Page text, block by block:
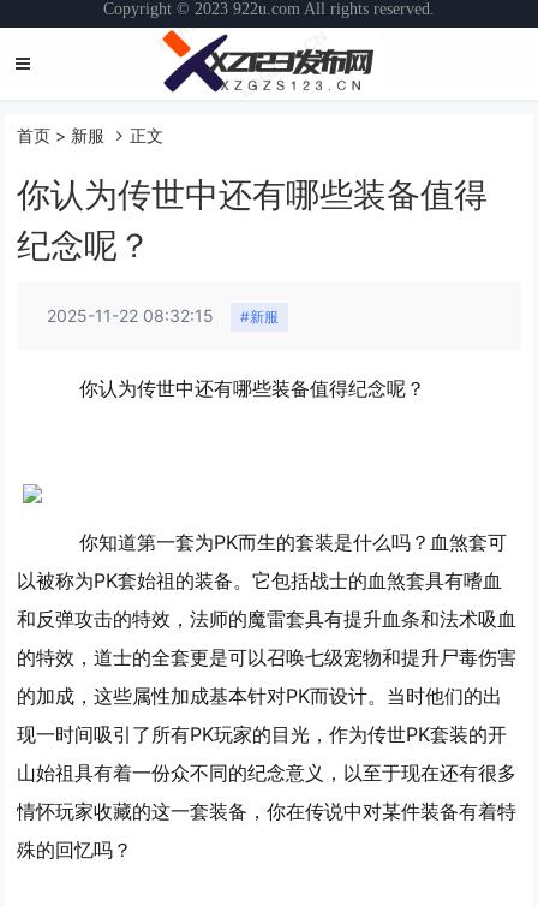
首页 > 新服 正文
你认为传世中还有哪些装备值得
纪念呢？
2025-11-22 08:32:15 #新服
你认为传世中还有哪些装备值得纪念呢？
你知道第一套为PK而生的套装是什么吗？血煞套可
以被称为PK套始祖的装备。它包括战士的血煞套具有嗜血
和反弹攻击的特效，法师的魔雷套具有提升血条和法术吸血
的特效，道士的全套更是可以召唤七级宠物和提升尸毒伤害
的加成，这些属性加成基本针对PK而设计。当时他们的出
现一时间吸引了所有PK玩家的目光，作为传世PK套装的开
山始祖具有着一份众不同的纪念意义，以至于现在还有很多
情怀玩家收藏的这一套装备，你在传说中对某件装备有着特
殊的回忆吗？